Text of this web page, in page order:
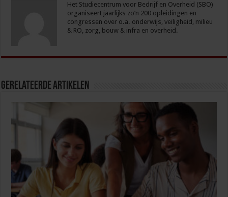
Het Studiecentrum voor Bedrijf en Overheid (SBO)
organiseert jaarlijks zo’n 200 opleidingen en
congressen over o.a. onderwijs, veiligheid, milieu
& RO, zorg, bouw & infra en overheid.
Gerelateerde Artikelen